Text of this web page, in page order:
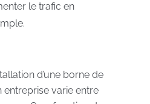
le trafic en
d’une borne de
entreprise varie entre